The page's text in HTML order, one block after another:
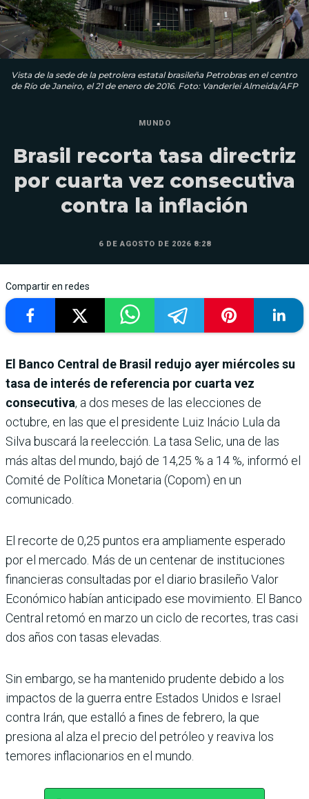
Vista de la sede de la petrolera estatal brasileña Petrobras en el centro
de Río de Janeiro, el 21 de enero de 2016. Foto: Vanderlei Almeida/AFP
MUNDO
Brasil recorta tasa directriz
por cuarta vez consecutiva
contra la inflación
6 DE AGOSTO DE 2026 8:28
Compartir en redes
El Banco Central de Brasil redujo ayer miércoles su
tasa de interés de referencia por cuarta vez
consecutiva, a dos meses de las elecciones de
octubre, en las que el presidente Luiz Inácio Lula da
Silva buscará la reelección. La tasa Selic, una de las
más altas del mundo, bajó de 14,25 % a 14 %, informó el
Comité de Política Monetaria (Copom) en un
comunicado.
El recorte de 0,25 puntos era ampliamente esperado
por el mercado. Más de un centenar de instituciones
financieras consultadas por el diario brasileño Valor
Económico habían anticipado ese movimiento. El Banco
Central retomó en marzo un ciclo de recortes, tras casi
dos años con tasas elevadas.
Sin embargo, se ha mantenido prudente debido a los
impactos de la guerra entre Estados Unidos e Israel
contra Irán, que estalló a fines de febrero, la que
presiona al alza el precio del petróleo y reaviva los
temores inflacionarios en el mundo.